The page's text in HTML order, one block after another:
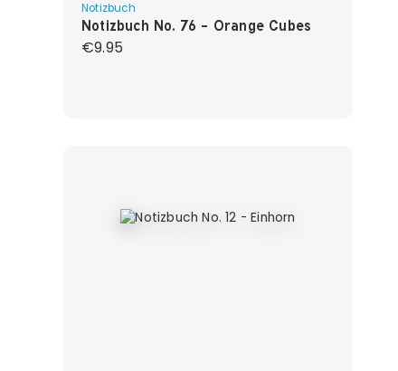
Notizbuch
Notizbuch No. 76 - Orange Cubes
Regular price:
€9.95